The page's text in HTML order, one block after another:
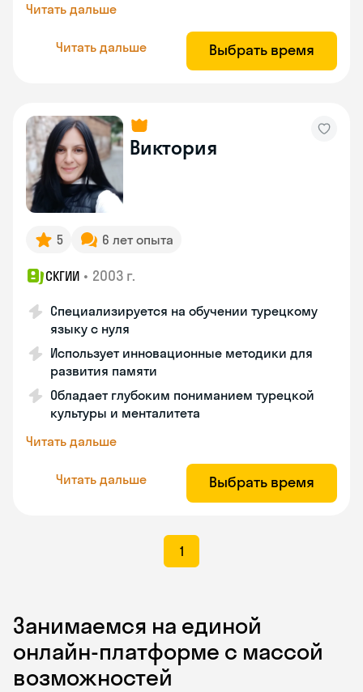
Читать дальше
Читать дальше Выбрать время
Виктория
5 6 лет опыта
СКГИИ • 2003 г.
Специализируется на обучении турецкому
языку с нуля
Использует инновационные методики для
развития памяти
Обладает глубоким пониманием турецкой
культуры и менталитета
Читать дальше
Читать дальше Выбрать время
1
Занимаемся на единой
онлайн-платформе с массой
возможностей